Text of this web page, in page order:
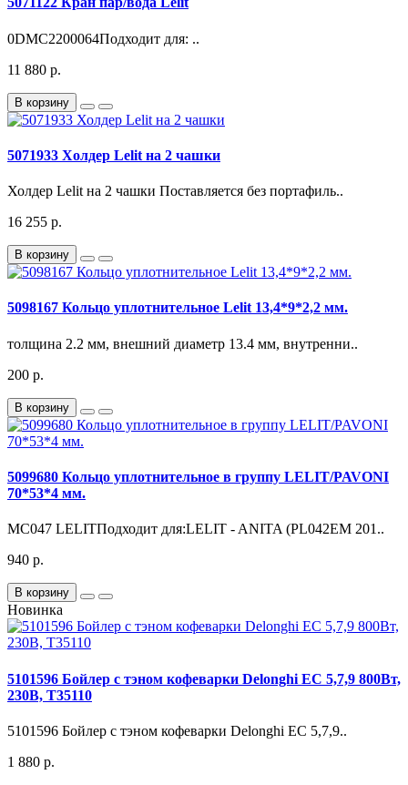
0DMC2200064Подходит для: ..
11 880 р.
В корзину
5071933 Холдер Lelit на 2 чашки
Холдер Lelit на 2 чашки Поставляется без портафиль..
16 255 р.
В корзину
5098167 Кольцо уплотнительное Lelit 13,4*9*2,2 мм.
толщина 2.2 мм, внешний диаметр 13.4 мм, внутренни..
200 р.
В корзину
5099680 Кольцо уплотнительное в группу LELIT/PAVONI
70*53*4 мм.
MC047 LELITПодходит для:LELIT - ANITA (PL042EM 201..
940 р.
В корзину
Новинка
5101596 Бойлер с тэном кофеварки Delonghi EC 5,7,9 800Вт,
230В, T35110
5101596 Бойлер с тэном кофеварки Delonghi EC 5,7,9..
1 880 р.